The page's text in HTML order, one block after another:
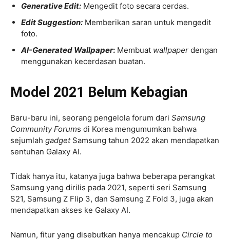
Generative Edit: Mengedit foto secara cerdas.
Edit Suggestion: Memberikan saran untuk mengedit
foto.
AI-Generated Wallpaper: Membuat wallpaper dengan
menggunakan kecerdasan buatan.
Model 2021 Belum Kebagian
Baru-baru ini, seorang pengelola forum dari Samsung
Community Forums di Korea mengumumkan bahwa
sejumlah gadgetSamsung tahun 2022 akan mendapatkan
sentuhan Galaxy AI.
Tidak hanya itu, katanya juga bahwa beberapa perangkat
Samsung yang dirilis pada 2021, seperti seri Samsung
S21, Samsung Z Flip 3, dan Samsung Z Fold 3, juga akan
mendapatkan akses ke Galaxy AI.
Namun, fitur yang disebutkan hanya mencakup Circle to